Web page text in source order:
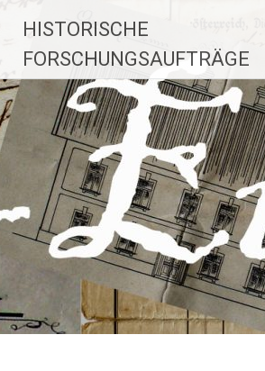
content
HISTORISCHE
FORSCHUNGSAUFTRÄGE